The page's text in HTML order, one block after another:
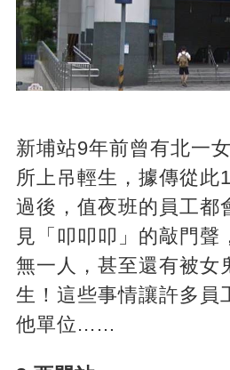
新埔站9年前曾有北一
所上吊輕生，據傳從此
過後，值夜班的員工都
見「叩叩叩」的敲門聲
無一人，甚至還有被女
生！這些事情讓許多員
他單位...…